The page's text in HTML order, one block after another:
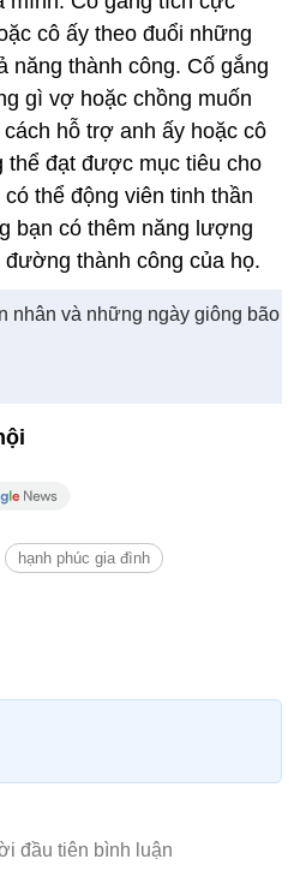
cô ấy theo đuổi những
năng thành công. Cố gắng
gì vợ hoặc chồng muốn
hỗ trợ anh ấy hoặc cô
thể đạt được mục tiêu cho
thể động viên tinh thần
bạn có thêm năng lượng
thành công của họ.
nhân và những ngày giông bão
hạnh phúc gia đình